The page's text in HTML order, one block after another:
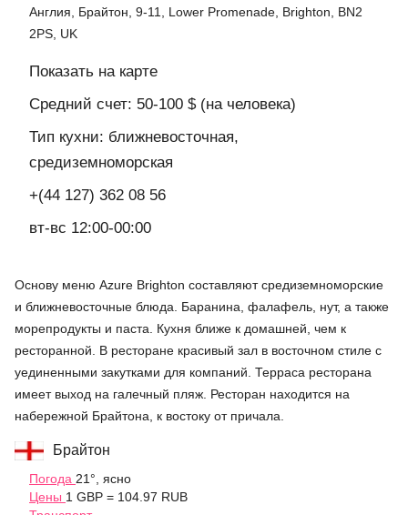
Англия, Брайтон, 9-11, Lower Promenade, Brighton, BN2
2PS, UK
Показать на карте
Средний счет: 50-100 $ (на человека)
Тип кухни: ближневосточная,
средиземноморская
+(44 127) 362 08 56
вт-вс 12:00-00:00
Основу меню Azure Brighton составляют средиземноморские
и ближневосточные блюда. Баранина, фалафель, нут, а также
морепродукты и паста. Кухня ближе к домашней, чем к
ресторанной. В ресторане красивый зал в восточном стиле с
уединенными закутками для компаний. Терраса ресторана
имеет выход на галечный пляж. Ресторан находится на
набережной Брайтона, к востоку от причала.
Брайтон
Погода 21°, ясно
Цены 1 GBP = 104.97 RUB